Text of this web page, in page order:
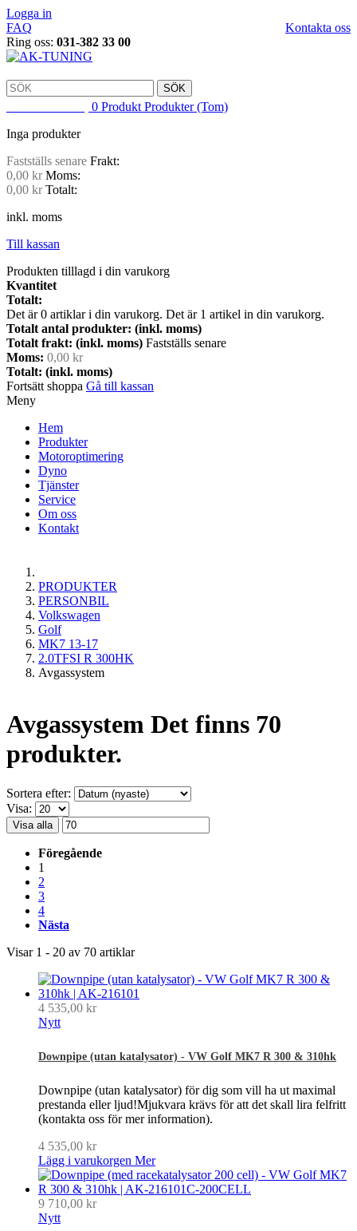
Logga in
Kontakta oss
FAQ
Ring oss: 031-382 33 00
SÖK
0 Produkt Produkter (Tom)
Inga produkter
Fastställs senare Frakt:
0,00 kr Moms:
0,00 kr Totalt:
inkl. moms
Till kassan
Produkten tilllagd i din varukorg
Kvantitet
Totalt:
Det är0 artiklar i din varukorg. Det är 1 artikel in din varukorg.
Totalt antal produkter: (inkl. moms)
Totalt frakt: (inkl. moms) Fastställs senare
Moms: 0,00 kr
Totalt: (inkl. moms)
Fortsätt shoppa Gå till kassan
Meny
Hem
Produkter
Motoroptimering
Dyno
Tjänster
Service
Om oss
Kontakt
PRODUKTER
PERSONBIL
Volkswagen
Golf
MK7 13-17
2.0TFSI R 300HK
Avgassystem
Avgassystem Det finns 70
produkter.
Sortera efter:
Visa:
Visa alla
Föregående
1
2
3
4
Nästa
Visar 1 - 20 av 70 artiklar
4 535,00 kr
Nytt
Downpipe (utan katalysator) - VW Golf MK7 R 300 & 310hk
Downpipe (utan katalysator) för dig som vill ha ut maximal
prestanda eller ljud!Mjukvara krävs för att det skall lira felfritt
(kontakta oss för mer information).
4 535,00 kr
Lägg i varukorgen Mer
9 710,00 kr
Nytt